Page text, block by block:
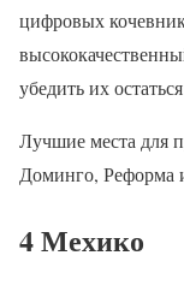
цифровых
убедить их
Лучшие места для
Доминго, Реформа
4 Мехико